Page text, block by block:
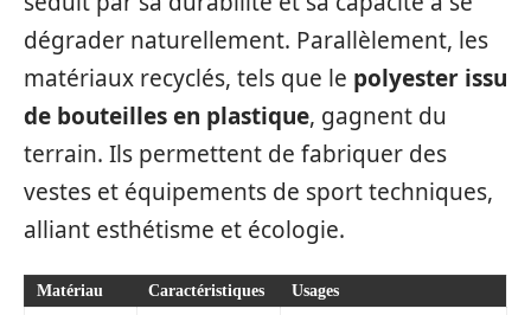
dégrader naturellement. Parallèlement, les
matériaux recyclés, tels que le polyester issu
de bouteilles en plastique, gagnent du
terrain. Ils permettent de fabriquer des
vestes et équipements de sport techniques,
alliant esthétisme et écologie.
Matériau Caractéristiques Usages